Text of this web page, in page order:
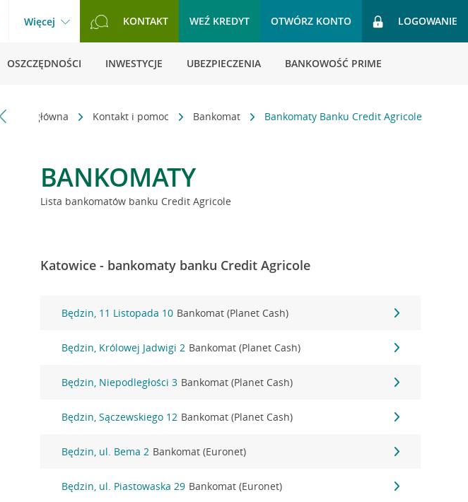
Więcej KONTAKT WEŹ KREDYT OTWÓRZ KONTO LOGOWANIE
OSZCZĘDNOŚCI INWESTYCJE UBEZPIECZENIA BANKOWOŚĆ PRIME
Strona główna Kontakt i pomoc Bankomat Bankomaty Banku Credit Agricole
BANKOMATY
Lista bankomatów banku Credit Agricole
Katowice - bankomaty banku Credit Agricole
Będzin, 11 Listopada 10 Bankomat (Planet Cash)
Będzin, Królowej Jadwigi 2 Bankomat (Planet Cash)
Będzin, Niepodległości 3 Bankomat (Planet Cash)
Będzin, Sączewskiego 12 Bankomat (Planet Cash)
Będzin, ul. Bema 2 Bankomat (Euronet)
Będzin, ul. Piastowaska 29 Bankomat (Euronet)